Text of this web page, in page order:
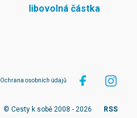
libovolná částka
Ochrana osobních údajů
© Cesty k sobě 2008 - 2026 RSS